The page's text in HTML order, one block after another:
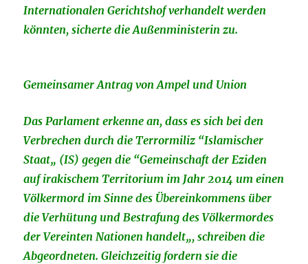
Internationalen Gerichtshof verhandelt werden
könnten, sicherte die Außenministerin zu.
Gemeinsamer Antrag von Ampel und Union
Das Parlament erkenne an, dass es sich bei den
Verbrechen durch die Terrormiliz “Islamischer
Staat„ (IS) gegen die “Gemeinschaft der Eziden
auf irakischem Territorium im Jahr 2014 um einen
Völkermord im Sinne des Übereinkommens über
die Verhütung und Bestrafung des Völkermordes
der Vereinten Nationen handelt„, schreiben die
Abgeordneten. Gleichzeitig fordern sie die